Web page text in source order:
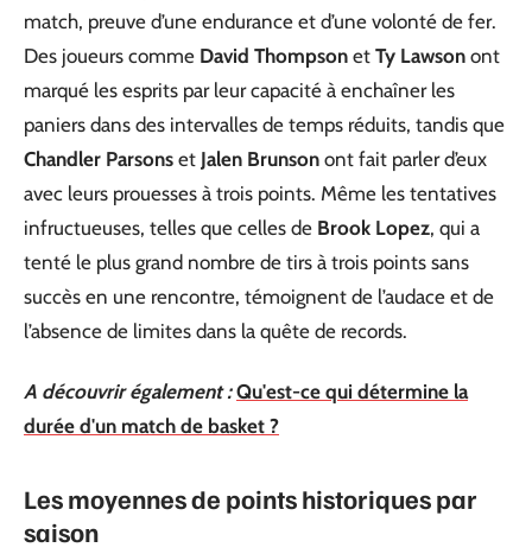
match, preuve d’une endurance et d’une volonté de fer.
Des joueurs comme David Thompson et Ty Lawson ont
marqué les esprits par leur capacité à enchaîner les
paniers dans des intervalles de temps réduits, tandis que
Chandler Parsons et Jalen Brunson ont fait parler d’eux
avec leurs prouesses à trois points. Même les tentatives
infructueuses, telles que celles de Brook Lopez, qui a
tenté le plus grand nombre de tirs à trois points sans
succès en une rencontre, témoignent de l’audace et de
l’absence de limites dans la quête de records.
A découvrir également : Qu'est-ce qui détermine la
durée d'un match de basket ?
Les moyennes de points historiques par
saison